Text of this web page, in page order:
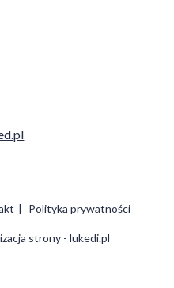
Polityka prywatności
strony - lukedi.pl